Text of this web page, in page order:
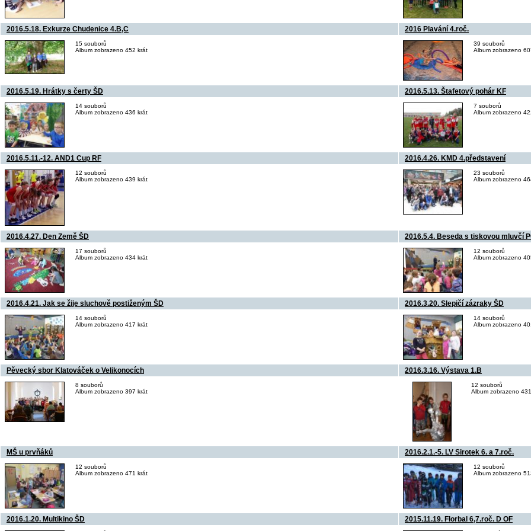
2016.5.18. Exkurze Chudenice 4.B,C
15 souborů
Album zobrazeno 452 krát
2016 Plavání 4.roč.
39 souborů
Album zobrazeno
2016.5.19. Hrátky s čerty ŠD
14 souborů
Album zobrazeno 436 krát
2016.5.13. Štafetový pohár KF
7 souborů
Album zobrazeno
2016.5.11.-12. AND1 Cup RF
12 souborů
Album zobrazeno 439 krát
2016.4.26. KMD 4.představení
23 souborů
Album zobrazeno
2016.4.27. Den Země ŠD
17 souborů
Album zobrazeno 434 krát
2016.5.4. Beseda s tiskovou mluvčí
12 souborů
Album zobrazeno
2016.4.21. Jak se žije sluchově postiženým ŠD
14 souborů
Album zobrazeno 417 krát
2016.3.20. Slepičí zázraky ŠD
14 souborů
Album zobrazeno
Pěvecký sbor Klatováček o Velikonocích
8 souborů
Album zobrazeno 397 krát
2016.3.16. Výstava 1.B
12 souborů
Album zobrazeno
MŠ u prvňáků
12 souborů
Album zobrazeno 471 krát
2016.2.1.-5. LV Sirotek 6. a 7.roč.
12 souborů
Album zobrazeno
2016.1.20. Multikino ŠD 2015.11.19. Florbal 6,7.roč. D OF